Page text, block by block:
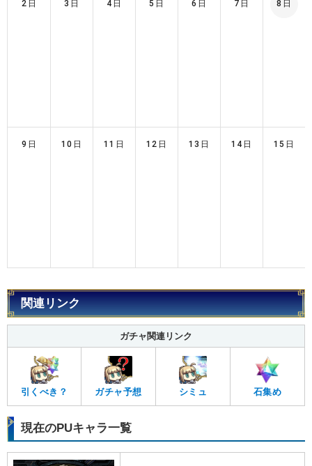
2日 3日 4日 5日 6日 7日 8日
9日 10日 11日 12日 13日 14日 15日
関連リンク
ガチャ関連リンク
引くべき？ ガチャ予想 シミュ 石集め
現在のPUキャラ一覧